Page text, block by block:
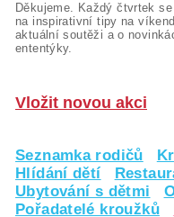
Děkujeme. Každý čtvrtek
na inspirativní tipy na
aktuální soutěži a o
ententýky.
Vložit novou akci
Seznamka rodičů
Hlídání dětí
Ubytování s dětmi
Pořadatelé kroužků